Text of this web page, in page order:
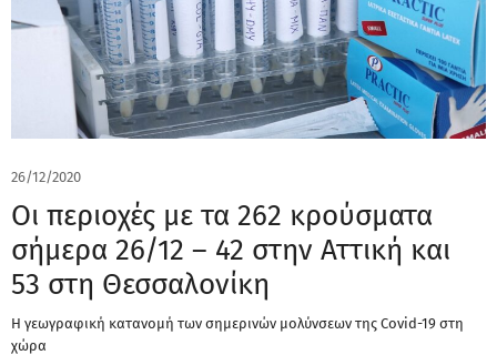
26/12/2020
Οι περιοχές με τα 262 κρούσματα
σήμερα 26/12 – 42 στην Αττική και
53 στη Θεσσαλονίκη
Η γεωγραφική κατανομή των σημερινών μολύνσεων της Covid-19 στη
χώρα